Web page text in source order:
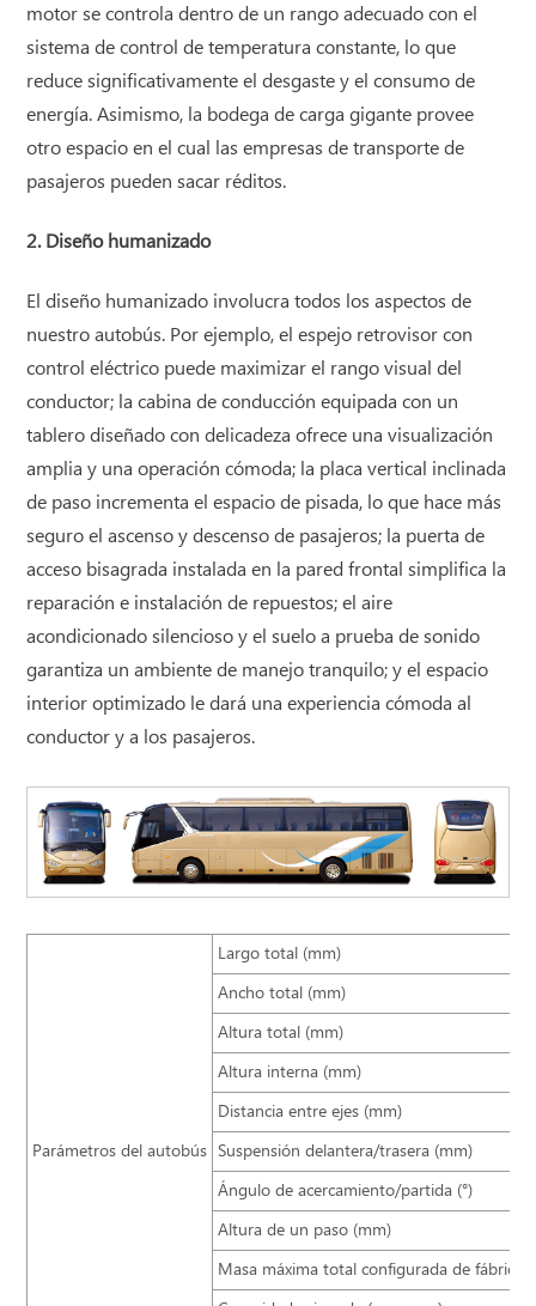
motor se controla dentro de un rango adecuado con el
sistema de control de temperatura constante, lo que
reduce significativamente el desgaste y el consumo de
energía. Asimismo, la bodega de carga gigante provee
otro espacio en el cual las empresas de transporte de
pasajeros pueden sacar réditos.
2. Diseño humanizado
El diseño humanizado involucra todos los aspectos de
nuestro autobús. Por ejemplo, el espejo retrovisor con
control eléctrico puede maximizar el rango visual del
conductor; la cabina de conducción equipada con un
tablero diseñado con delicadeza ofrece una visualización
amplia y una operación cómoda; la placa vertical inclinada
de paso incrementa el espacio de pisada, lo que hace más
seguro el ascenso y descenso de pasajeros; la puerta de
acceso bisagrada instalada en la pared frontal simplifica la
reparación e instalación de repuestos; el aire
acondicionado silencioso y el suelo a prueba de sonido
garantiza un ambiente de manejo tranquilo; y el espacio
interior optimizado le dará una experiencia cómoda al
conductor y a los pasajeros.
Parámetros del autobús
Largo total (mm)
Ancho total (mm)
Altura total (mm)
Altura interna (mm)
Distancia entre ejes (mm)
Suspensión delantera/trasera (mm)
Ángulo de acercamiento/partida (°)
Altura de un paso (mm)
Masa máxima total configurada de fábrica